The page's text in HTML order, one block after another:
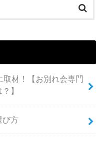
材！【お別れ会専門
】
び方